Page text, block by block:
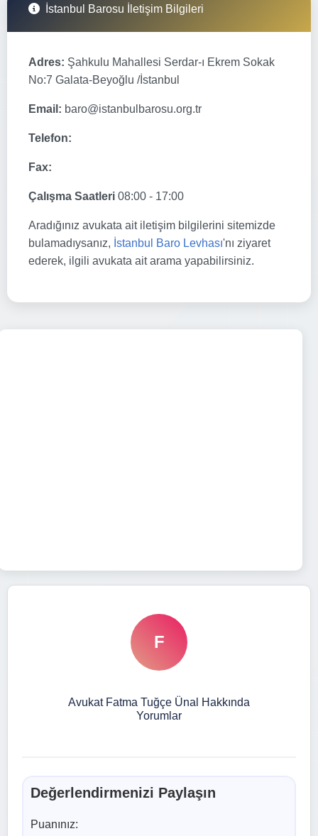
İstanbul Barosu İletişim Bilgileri
Adres: Şahkulu Mahallesi Serdar-ı Ekrem Sokak
No:7 Galata-Beyoğlu /İstanbul
Email: baro@istanbulbarosu.org.tr
Telefon:
Fax:
Çalışma Saatleri 08:00 - 17:00
Aradığınız avukata ait iletişim bilgilerini sitemizde
bulamadıysanız, İstanbul Baro Levhası'nı ziyaret
ederek, ilgili avukata ait arama yapabilirsiniz.
F
Avukat Fatma Tuğçe Ünal Hakkında
Yorumlar
Değerlendirmenizi Paylaşın
Puanınız: